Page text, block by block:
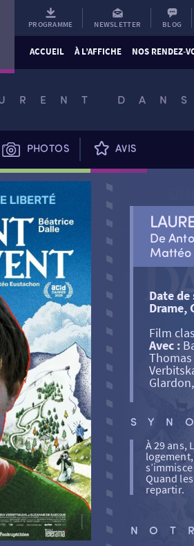
PROGRAMME NEWSLETTER BLOG
ACCUEIL À L’AFFICHE NOS RENDEZ-
PHOTOS AVIS
De
Mattéo
Date
Drame,
Film
Avec :
Thomas
À 29 ans,
Quand
repartir.